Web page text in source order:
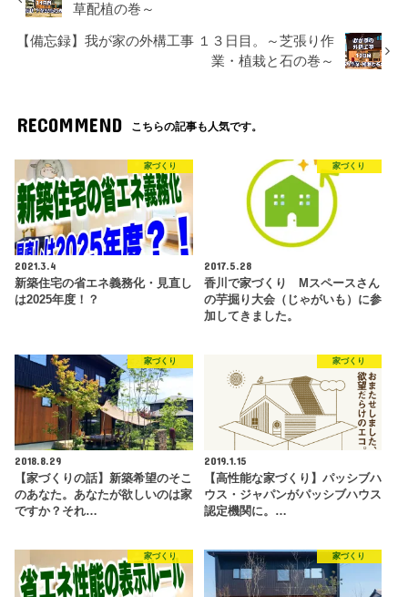
草配植の巻～
【備忘録】我が家の外構工事 １３日目。～芝張り作
業・植栽と石の巻～
RECOMMEND こちらの記事も人気です。
家づくり
2021.3.4
新築住宅の省エネ義務化・見直し
は2025年度！？
家づくり
2017.5.28
香川で家づくり Mスペースさん
の芋掘り大会（じゃがいも）に参
加してきました。
家づくり
2018.8.29
【家づくりの話】新築希望のそこ
のあなた。あなたが欲しいのは家
ですか？それ…
家づくり
2019.1.15
【高性能な家づくり】パッシブハ
ウス・ジャパンがパッシブハウス
認定機関に。…
家づくり 家づくり